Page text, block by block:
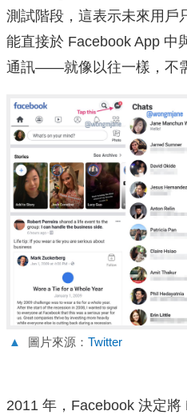
測試階段，這表示未來用戶
能直接於 Facebook App 中
通訊——就像以往一樣，不
▲ 圖片來源： Twitter
2011 年，Facebook 決定